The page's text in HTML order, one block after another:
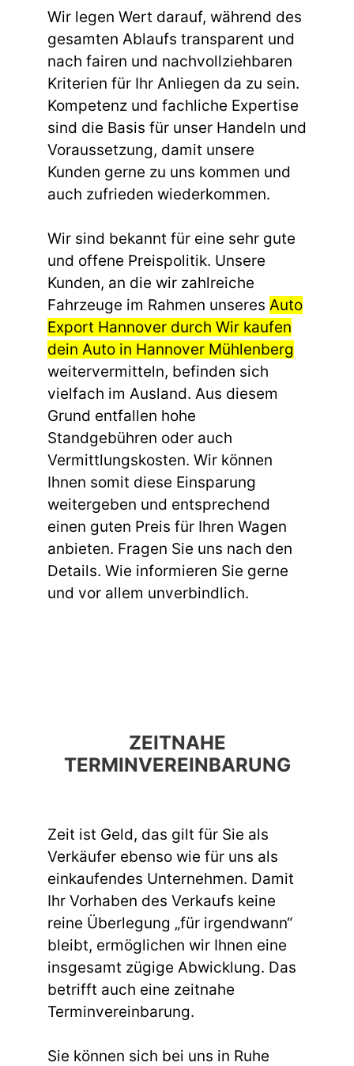
Wir legen Wert darauf, während des
gesamten Ablaufs transparent und
nach fairen und nachvollziehbaren
Kriterien für Ihr Anliegen da zu sein.
Kompetenz und fachliche Expertise
sind die Basis für unser Handeln und
Voraussetzung, damit unsere
Kunden gerne zu uns kommen und
auch zufrieden wiederkommen.
Wir sind bekannt für eine sehr gute
und offene Preispolitik. Unsere
Kunden, an die wir zahlreiche
Fahrzeuge im Rahmen unseres Auto
Export Hannover durch Wir kaufen
dein Auto in Hannover Mühlenberg
weitervermitteln, befinden sich
vielfach im Ausland. Aus diesem
Grund entfallen hohe
Standgebühren oder auch
Vermittlungskosten. Wir können
Ihnen somit diese Einsparung
weitergeben und entsprechend
einen guten Preis für Ihren Wagen
anbieten. Fragen Sie uns nach den
Details. Wie informieren Sie gerne
und vor allem unverbindlich.
ZEITNAHE
TERMINVEREINBARUNG
Zeit ist Geld, das gilt für Sie als
Verkäufer ebenso wie für uns als
einkaufendes Unternehmen. Damit
Ihr Vorhaben des Verkaufs keine
reine Überlegung „für irgendwann“
bleibt, ermöglichen wir Ihnen eine
insgesamt zügige Abwicklung. Das
betrifft auch eine zeitnahe
Terminvereinbarung.
Sie können sich bei uns in Ruhe